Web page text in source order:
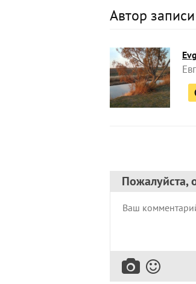
Автор
Пожалуйста,